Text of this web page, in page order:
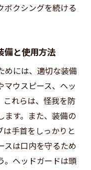
ボクシングを続ける
備と使用方法
めには、適切な装備
マウスピース、ヘッ
これらは、怪我を防
ます。また、装備の
手首をしっかりと
スは口内を守るため
。ヘッドガードは頭